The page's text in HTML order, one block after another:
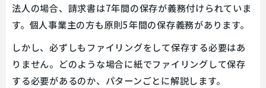
法人の場合、請求書は7年間の保存が義務付けられていま
す。個人事業主の方も原則5年間の保存義務があります。
しかし、必ずしもファイリングをして保存する必要はあ
りません。どのような場合に紙でファイリングして保存
する必要があるのか、パターンごとに解説します。